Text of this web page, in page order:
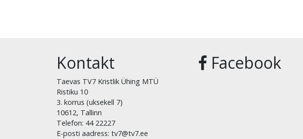
Kontakt
Taevas TV7 Kristlik Ühing MTÜ
Ristiku 10
3. korrus (uksekell 7)
10612, Tallinn
Telefon: 44 22227
E-posti aadress: tv7@tv7.ee
Facebook